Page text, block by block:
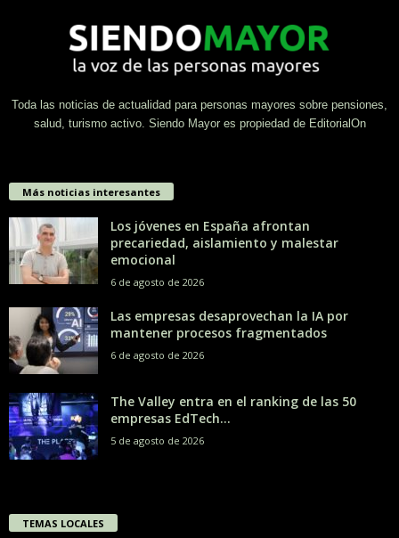
Toda las noticias de actualidad para personas mayores sobre pensiones,
salud, turismo activo. Siendo Mayor es propiedad de EditorialOn
Más noticias interesantes
Los jóvenes en España afrontan
precariedad, aislamiento y malestar
emocional
6 de agosto de 2026
Las empresas desaprovechan la IA por
mantener procesos fragmentados
6 de agosto de 2026
The Valley entra en el ranking de las 50
empresas EdTech...
5 de agosto de 2026
TEMAS LOCALES